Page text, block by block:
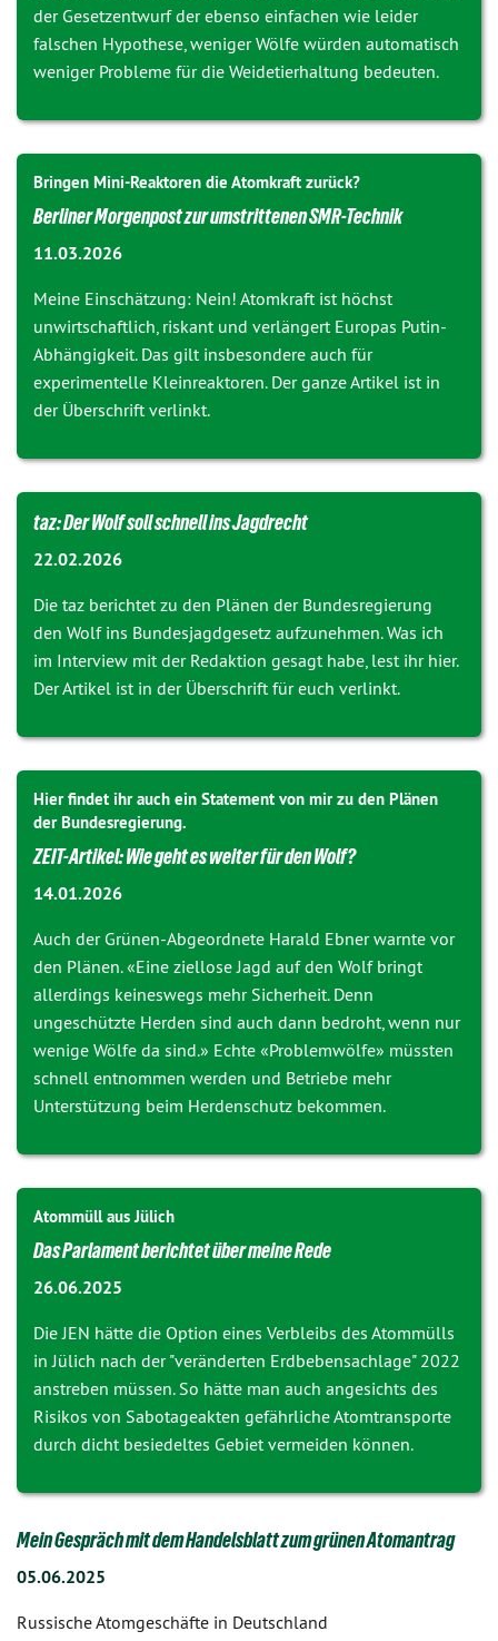
der Gesetzentwurf der ebenso einfachen wie leider
falschen Hypothese, weniger Wölfe würden automatisch
weniger Probleme für die Weidetierhaltung bedeuten.
Bringen Mini-Reaktoren die Atomkraft zurück?
Berliner Morgenpost zur umstrittenen SMR-Technik
11.03.2026
Meine Einschätzung: Nein! Atomkraft ist höchst
unwirtschaftlich, riskant und verlängert Europas Putin-
Abhängigkeit. Das gilt insbesondere auch für
experimentelle Kleinreaktoren. Der ganze Artikel ist in
der Überschrift verlinkt.
taz: Der Wolf soll schnell ins Jagdrecht
22.02.2026
Die taz berichtet zu den Plänen der Bundesregierung
den Wolf ins Bundesjagdgesetz aufzunehmen. Was ich
im Interview mit der Redaktion gesagt habe, lest ihr hier.
Der Artikel ist in der Überschrift für euch verlinkt.
Hier findet ihr auch ein Statement von mir zu den Plänen
der Bundesregierung.
ZEIT-Artikel: Wie geht es weiter für den Wolf?
14.01.2026
Auch der Grünen-Abgeordnete Harald Ebner warnte vor
den Plänen. «Eine ziellose Jagd auf den Wolf bringt
allerdings keineswegs mehr Sicherheit. Denn
ungeschützte Herden sind auch dann bedroht, wenn nur
wenige Wölfe da sind.» Echte «Problemwölfe» müssten
schnell entnommen werden und Betriebe mehr
Unterstützung beim Herdenschutz bekommen.
Atommüll aus Jülich
Das Parlament berichtet über meine Rede
26.06.2025
Die JEN hätte die Option eines Verbleibs des Atommülls
in Jülich nach der "veränderten Erdbebensachlage" 2022
anstreben müssen. So hätte man auch angesichts des
Risikos von Sabotageakten gefährliche Atomtransporte
durch dicht besiedeltes Gebiet vermeiden können.
Mein Gespräch mit dem Handelsblatt zum grünen Atomantrag
05.06.2025
Russische Atomgeschäfte in Deutschland